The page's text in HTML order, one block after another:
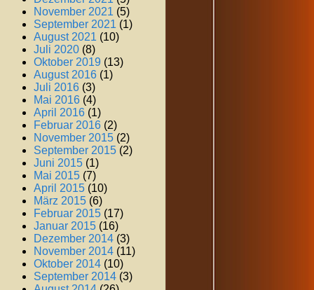
November 2021 (5)
September 2021 (1)
August 2021 (10)
Juli 2020 (8)
Oktober 2019 (13)
August 2016 (1)
Juli 2016 (3)
Mai 2016 (4)
April 2016 (1)
Februar 2016 (2)
November 2015 (2)
September 2015 (2)
Juni 2015 (1)
Mai 2015 (7)
April 2015 (10)
März 2015 (6)
Februar 2015 (17)
Januar 2015 (16)
Dezember 2014 (3)
November 2014 (11)
Oktober 2014 (10)
September 2014 (3)